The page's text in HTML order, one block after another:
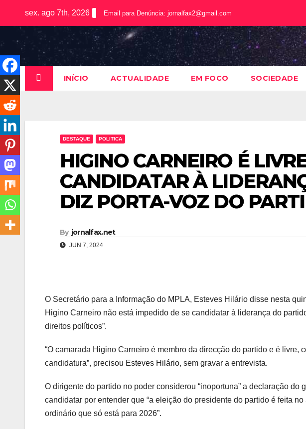
sex. ago 7th, 2026 Email para Denúncia: jornalfax2@gmail.com
INÍCIO ACTUALIDADE EM FOCO SOCIEDADE
DESTAQUE POLITICA
HIGINO CARNEIRO É
CANDIDATAR À
DIZ PORTA-VOZ DO
By jornalfax.net
JUN 7, 2024
O Secretário para a Informação do MPLA, Esteves Hilário disse nesta
Higino Carneiro não está impedido de se candidatar à liderança do
direitos políticos”.
“O camarada Higino Carneiro é membro da direcção do partido e é livre,
candidatura”, precisou Esteves Hilário, sem gravar a entrevista.
O dirigente do partido no poder considerou “inoportuna” a declaração do
candidatar por entender que “a eleição do presidente do partido é feita
ordinário que só está para 2026”.